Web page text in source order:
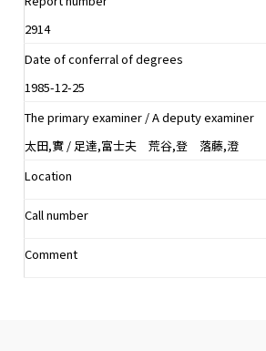
2914
Date of conferral of degrees
1985-12-25
The primary examiner / A deputy examiner
太田,實 / 足達,富士夫 荒谷,登 落藤,澄
Location
Call number
Comment